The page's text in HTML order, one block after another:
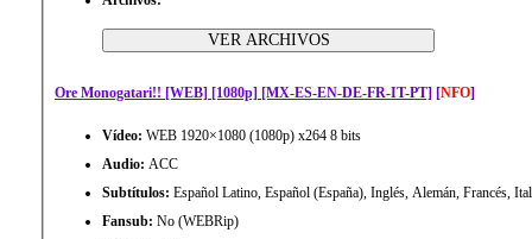
Ore Monogatari!! [WEB] [1080p] [MX-ES-EN-DE-FR-IT-PT] [NFO]
Vídeo: WEB 1920×1080 (1080p) x264 8 bits
Audio: ACC
Subtítulos: Español Latino, Español (España), Inglés, Alemán, Francés,
Fansub: No (WEBRip)